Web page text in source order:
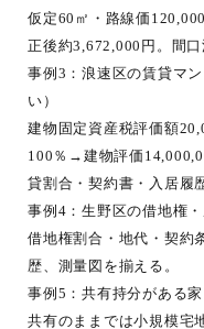
仮定60㎡・路線価
正後約3,672,000円。間
事例3：浪速区の賃貸マ
い）
建物固定資産税評価額
100％→建物評価
貸割合・契約書・入居履
事例4：生野区の借地権
借地権割合・地代・契約
歴、測量図を揃える。
事例5：共有持分がある
共有のままでは小規模宅